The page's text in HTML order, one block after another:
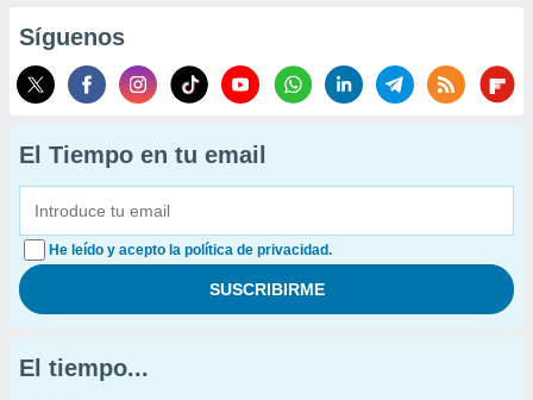
Síguenos
El Tiempo en tu email
He leído y acepto la política de privacidad.
El tiempo...